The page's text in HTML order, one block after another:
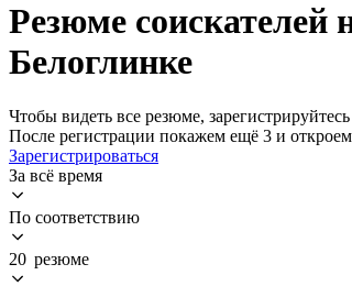
Резюме соискателей
Белоглинке
Чтобы видеть все резюме, зарегистрируйтесь
После регистрации покажем ещё 3 и
Зарегистрироваться
За всё время
По соответствию
20 резюме